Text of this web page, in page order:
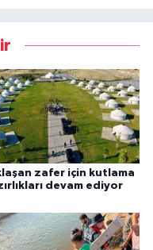
zafer için kutlama
devam ediyor